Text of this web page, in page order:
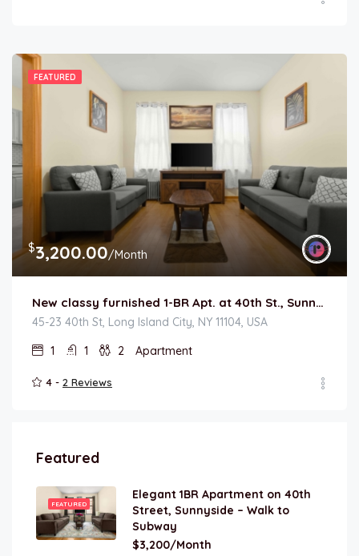
FEATURED
$3,200.00/Month
New classy furnished 1-BR Apt. at 40th St., Sunnyside Queens – Near train station
45-23 40th St, Long Island City, NY 11104, USA
1
1 2 Apartment
4 - 2 Reviews
Featured
FEATURED
Elegant 1BR Apartment on 40th
Street, Sunnyside – Walk to
Subway
$3,200/Month